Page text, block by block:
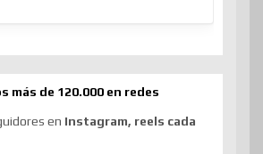
más de 120.000 en redes
en Instagram, reels cada